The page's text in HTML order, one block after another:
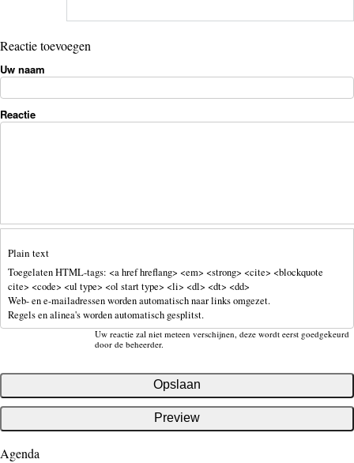
Reactie toevoegen
Uw naam
Reactie
Plain text
Toegelaten HTML-tags: <a href hreflang> <em> <strong> <cite> <blockquote
cite> <code> <ul type> <ol start type> <li> <dl> <dt> <dd>
Web- en e-mailadressen worden automatisch naar links omgezet.
Regels en alinea's worden automatisch gesplitst.
Uw reactie zal niet meteen verschijnen, deze wordt eerst goedgekeurd
door de beheerder.
Agenda